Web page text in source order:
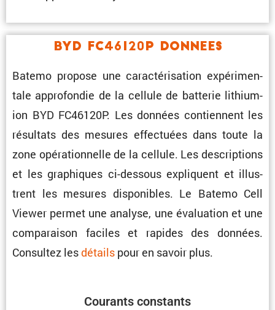
BYD FC46120P Donnees
Batemo propose une carac­té­ri­sa­tion expéri­men­
tale appro­fondie de la cellule de batterie lithium-
ion BYD FC46120P. Les données contiennent les
résul­tats des mesures effec­tuées dans toute la
zone opéra­tion­nelle de la cellule. Les descrip­tions
et les graphiques ci-dessous expliquent et illus­
trent les mesures dispo­nibles. Le Batemo Cell
Viewer permet une analyse, une évalua­tion et une
compa­raison faciles et rapides des données.
Consultez lesdétails pour en savoir plus.
Courants constants